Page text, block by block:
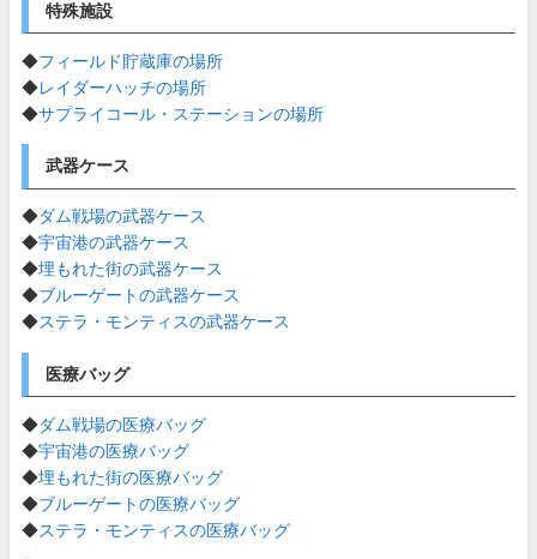
特殊施設
◆フィールド貯蔵庫の場所
◆レイダーハッチの場所
◆サプライコール・ステーションの場所
武器ケース
◆ダム戦場の武器ケース
◆宇宙港の武器ケース
◆埋もれた街の武器ケース
◆ブルーゲートの武器ケース
◆ステラ・モンティスの武器ケース
医療バッグ
◆ダム戦場の医療バッグ
◆宇宙港の医療バッグ
◆埋もれた街の医療バッグ
◆ブルーゲートの医療バッグ
◆ステラ・モンティスの医療バッグ